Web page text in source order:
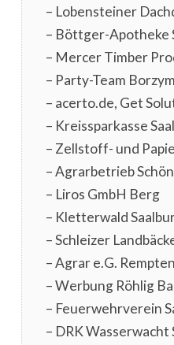
– Lobensteiner
– Böttger-Apotheke
– Mercer Timber
– Party-Team
– acerto.de, Get
– Kreissparkasse
– Zellstoff- und
– Agrarbetrieb
– Liros GmbH Berg
– Kletterwald
– Schleizer
– Agrar e.G.
– Werbung Röhlig
– Feuerwehrverein
– DRK Wasserwacht